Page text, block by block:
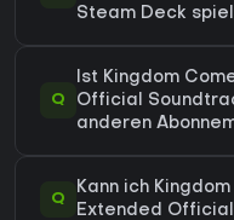
Steam Deck
Q
Ist Kingdom
Official
anderen
Q
Kann ich
Extended